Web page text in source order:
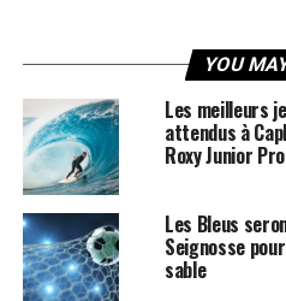
YOU
Les meilleurs
attendus à
Roxy Junior Pro
Les Bleus
Seignosse
sable